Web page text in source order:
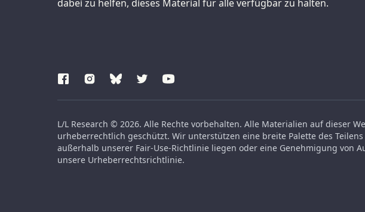
dabei zu helfen, dieses Material für alle verfügbar zu halten.
L/L Research © 2026. Alle Rechte vorbehalten. Alle Materialien auf dieser
urheberrechtlich geschützt. Wir unterstützen eine breite Palette des
außerhalb unserer Fair-Use-Richtlinie liegen oder eine Genehmigung
unsere Urheberrechtsrichtlinie.